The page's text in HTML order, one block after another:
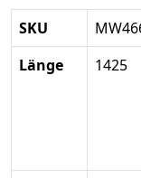
SKU
Länge
1425